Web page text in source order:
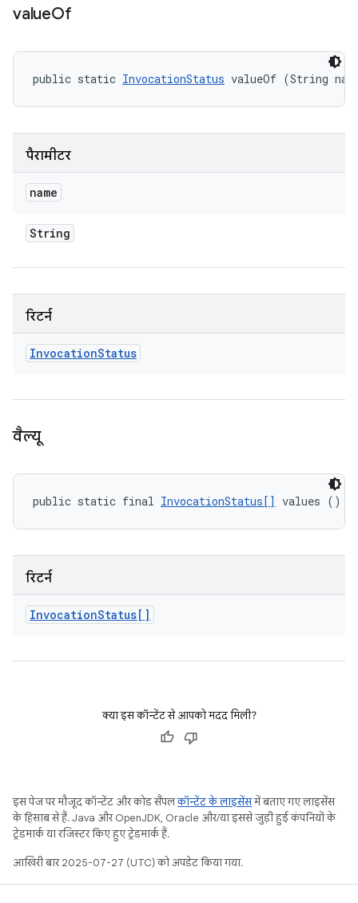
valueOf
public static InvocationStatus valueOf (String
पैरामीटर
name
String
रिटर्न
InvocationStatus
वैल्यू
public static final InvocationStatus[] values ()
रिटर्न
InvocationStatus[]
क्या इस कॉन्टेंट से आपको मदद मिली?
इस पेज पर मौजूद कॉन्टेंट और कोड सैंपलकॉन्टेंट के लाइसेंसमें बताए गए लाइसेंस
के हिसाब से हैं. Java और OpenJDK, Oracle और/या इससे जुड़ी हुई कंपनियों के
ट्रेडमार्क या रजिस्टर किए हुए ट्रेडमार्क हैं.
आखिरी बार 2025-07-27 (UTC) को अपडेट किया गया.